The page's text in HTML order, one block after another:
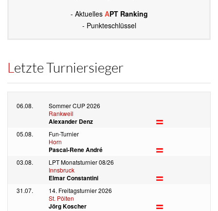
- Aktuelles APT Ranking
- Punkteschlüssel
Letzte Turniersieger
06.08.
Sommer CUP 2026
Rankweil
Alexander Denz
05.08.
Fun-Turnier
Horn
Pascal-Rene André
03.08.
LPT Monatsturnier 08/26
Innsbruck
Elmar Constantini
31.07.
14. Freitagsturnier 2026
St. Pölten
Jörg Koscher